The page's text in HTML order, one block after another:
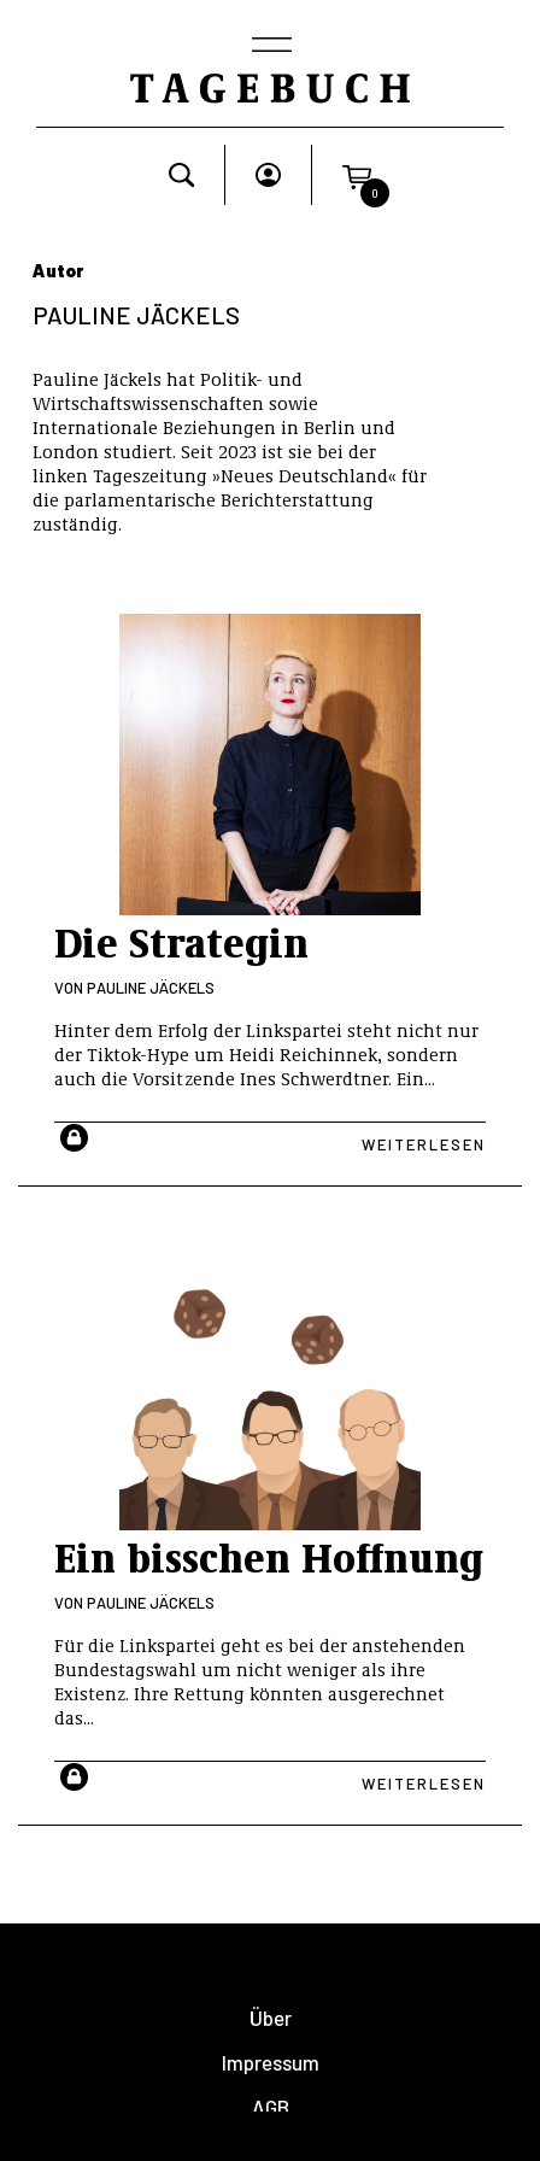
0
Autor
PAULINE JÄCKELS
Pauline Jäckels hat Politik- und
Wirtschaftswissenschaften sowie
Internationale Beziehungen in Berlin und
London studiert. Seit 2023 ist sie bei der
linken Tageszeitung »Neues Deutschland« für
die parlamentarische Berichterstattung
zuständig.
Die Strategin
VON PAULINE JÄCKELS
Hinter dem Erfolg der Linkspartei steht nicht nur
der Tiktok-Hype um Heidi Reichinnek, sondern
auch die Vorsitzende Ines Schwerdtner. Ein...
WEITERLESEN
Ein bisschen Hoffnung
VON PAULINE JÄCKELS
Für die Linkspartei geht es bei der anstehenden
Bundestagswahl um nicht weniger als ihre
Existenz. Ihre Rettung könnten ausgerechnet
das...
WEITERLESEN
Über
Impressum
AGB